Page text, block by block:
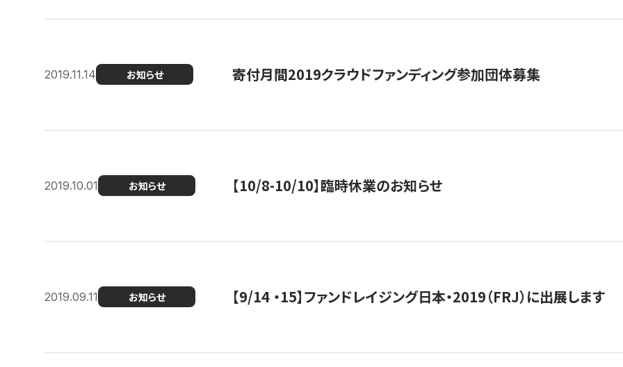
2019.11.14 お知らせ 寄付月間2019クラウドファンディング参加団体募集
2019.10.01 お知らせ 【10/8-10/10】臨時休業のお知らせ
2019.09.11 お知らせ 【9/14 ・15】ファンドレイジング日本・2019（FRJ）に出展します